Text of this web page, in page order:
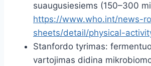
suaugusiesiems (150–300
https://www.who.int/news-
sheets/detail/physical-
Stanfordo tyrimas:
vartojimas didina